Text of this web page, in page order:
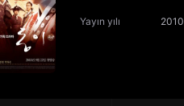
Yayın yılı 2010